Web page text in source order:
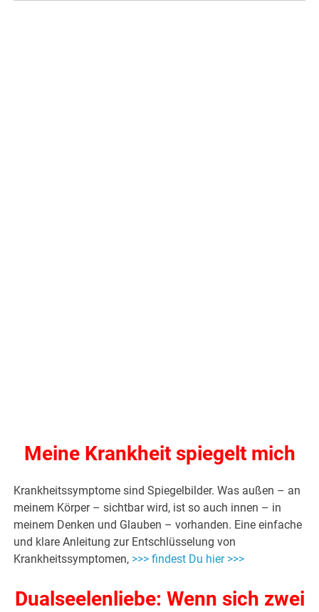
Meine Krankheit spiegelt mich
Krankheitssymptome sind Spiegelbilder. Was außen – an
meinem Körper – sichtbar wird, ist so auch innen – in
meinem Denken und Glauben – vorhanden. Eine einfache
und klare Anleitung zur Entschlüsselung von
Krankheitssymptomen, >>> findest Du hier >>>
Dualseelenliebe: Wenn sich zwei